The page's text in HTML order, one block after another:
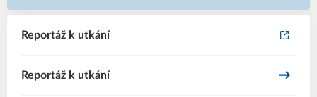
Reportáž k utkání
Reportáž k utkání